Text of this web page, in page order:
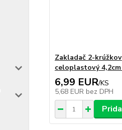
Zakladač 2-
celoplastový
6,99 EUR/KS
5,68 EUR bez DPH